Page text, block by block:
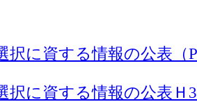
択に資する情報の公表（
択に資する情報の公表Ｈ